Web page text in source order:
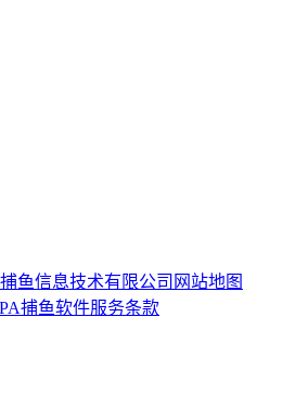
鱼信息技术有限公司 网站地图
PA捕鱼软件服务条款